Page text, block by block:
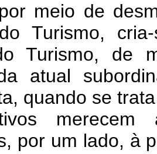
de
Turismo,
Turismo, de
atual
quando se
merecem
por um lado, à